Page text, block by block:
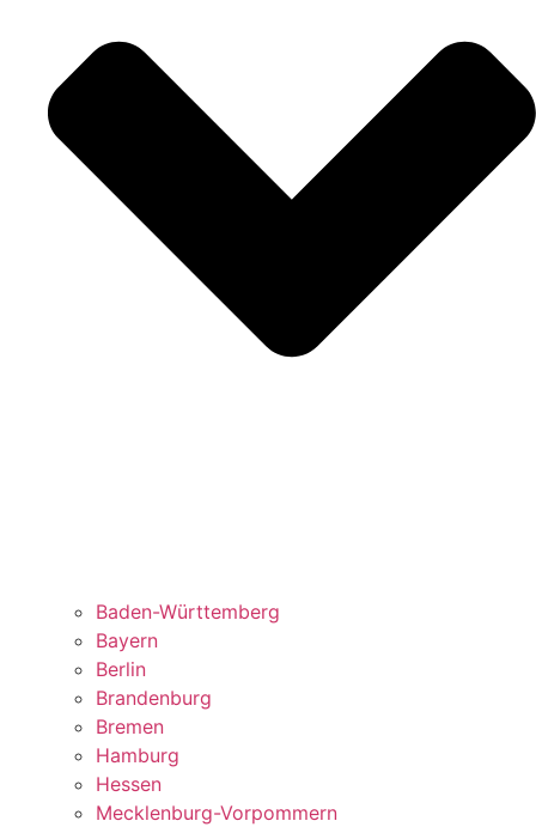
Baden-Württemberg
Bayern
Berlin
Brandenburg
Bremen
Hamburg
Hessen
Mecklenburg-Vorpommern